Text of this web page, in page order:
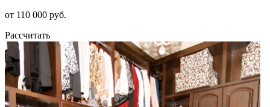
от 110 000 руб.
Рассчитать